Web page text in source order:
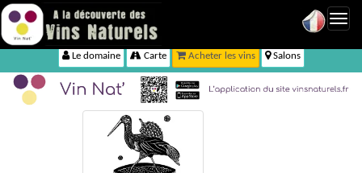
Le domaine Carte Acheter les vins Salons